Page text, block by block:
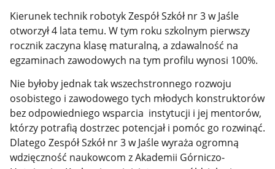
Kierunek technik robotyk Zespół Szkół nr 3 w Jaśle
otworzył 4 lata temu. W tym roku szkolnym pierwszy
rocznik zaczyna klasę maturalną, a zdawalność na
egzaminach zawodowych na tym profilu wynosi 100%.
Nie byłoby jednak tak wszechstronnego rozwoju
osobistego i zawodowego tych młodych konstruktorów
bez odpowiedniego wsparcia instytucji i jej mentorów,
którzy potrafią dostrzec potencjał i pomóc go rozwinąć.
Dlatego Zespół Szkół nr 3 w Jaśle wyraża ogromną
wdzięczność naukowcom z Akademii Górniczo-